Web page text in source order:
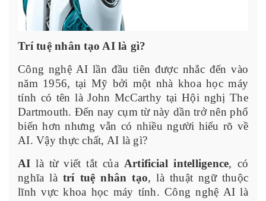
Trí tuệ nhân tạo AI là gì?
Công nghệ AI lần đầu tiên được nhắc đến vào
năm 1956, tại Mỹ bởi một nhà khoa học máy
tính có tên là John McCarthy tại Hội nghị The
Dartmouth. Đến nay cụm từ này dần trở nên phổ
biến hơn nhưng vẫn có nhiều người hiểu rõ về
AI. Vậy thực chất, AI là gì?
AIlà từ viết tắt của Artificial intelligence, có
nghĩa là trí tuệ nhân tạo, là thuật ngữ thuộc
lĩnh vực khoa học máy tính. Công nghệ AI là